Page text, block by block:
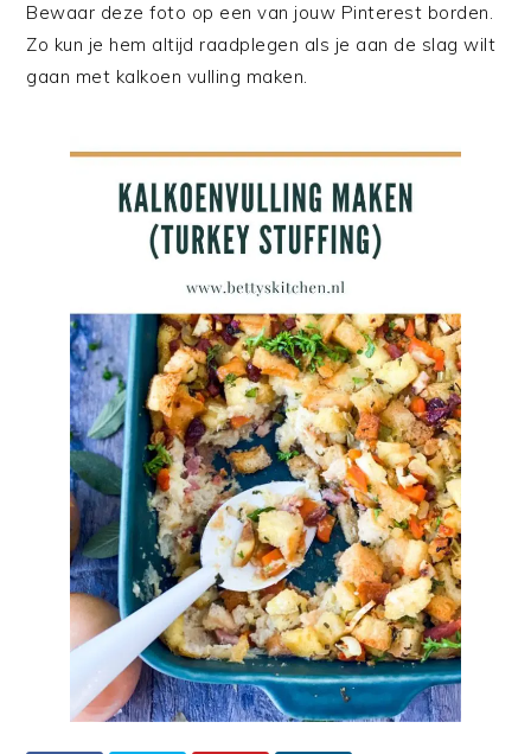
Bewaar deze foto op een van jouw Pinterest borden.
Zo kun je hem altijd raadplegen als je aan de slag wilt
gaan met kalkoen vulling maken.